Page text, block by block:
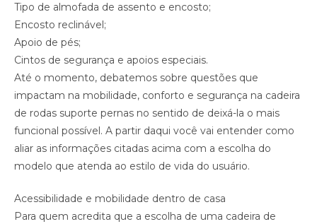
Tipo de almofada de assento e encosto;
Encosto reclinável;
Apoio de pés;
Cintos de segurança e apoios especiais.
Até o momento, debatemos sobre questões que
impactam na mobilidade, conforto e segurança na cadeira
de rodas suporte pernas no sentido de deixá-la o mais
funcional possível. A partir daqui você vai entender como
aliar as informações citadas acima com a escolha do
modelo que atenda ao estilo de vida do usuário.
Acessibilidade e mobilidade dentro de casa
Para quem acredita que a escolha de uma cadeira de